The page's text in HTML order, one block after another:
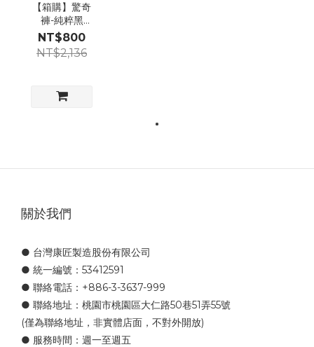
【箱購】驚奇
褲-純粹黑
(3pcs)，24包/
箱
NT$800
NT$2,136
關於我們
● 台灣康匠製造股份有限公司
● 統一編號：53412591
● 聯絡電話：+886-3-3637-999
● 聯絡地址：桃園市桃園區大仁路50巷51弄55號
(僅為聯絡地址，非實體店面，不對外開放)
● 服務時間：週一至週五